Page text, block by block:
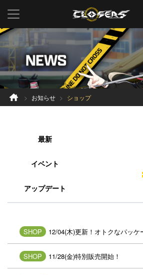
お知らせ ショップ
最新
イベント
アップデート
SHOP 12/04(木)更新！オトクなパッケ
SHOP 11/28(金)特別販売開始！